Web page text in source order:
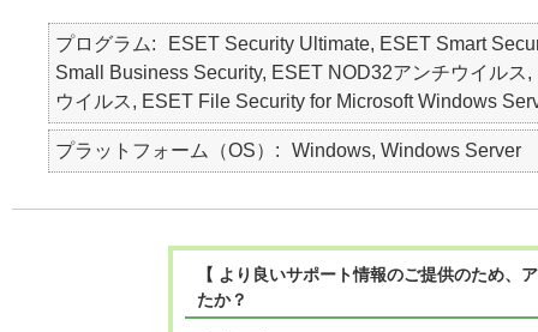
プログラム
ESET Security Ultimate, ESET Smart
Small Business Security, ESET NOD32アンチウイル
ウイルス, ESET File Security for Microsoft Windows
プラットフォーム（OS） Windows, Windows Server
【 より良いサポート情報のご提供のため
たか？